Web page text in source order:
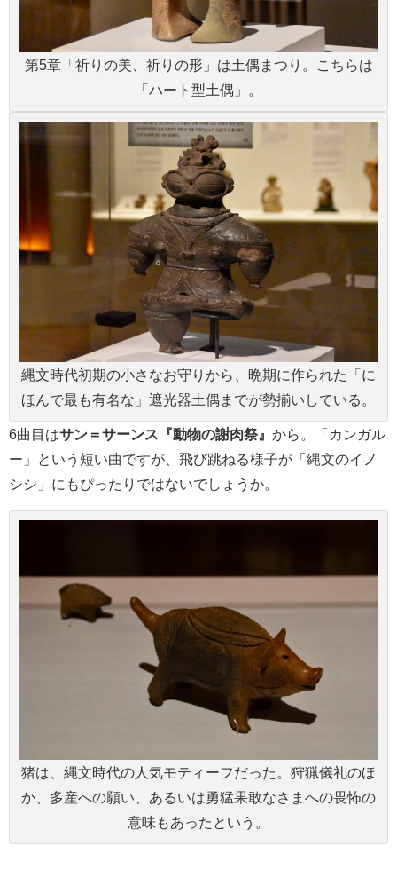
第5章「祈りの美、祈りの形」は土偶まつり。こちらは
「ハート型土偶」。
縄文時代初期の小さなお守りから、晩期に作られた「に
ほんで最も有名な」遮光器土偶までが勢揃いしている。
6曲目はサン＝サーンス『動物の謝肉祭』 から。「カンガル
ー」という短い曲ですが、飛び跳ねる様子が「縄文のイノ
シシ」にもぴったりではないでしょうか。
猪は、縄文時代の人気モティーフだった。狩猟儀礼のほ
か、多産への願い、あるいは勇猛果敢なさまへの畏怖の
意味もあったという。